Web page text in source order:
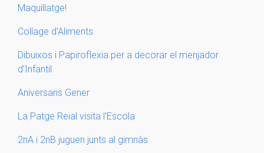
Maquillatge!
Collage d’Aliments
Dibuixos i Papiroflexia per a decorar el menjador
d’Infantil
Aniversaris Gener
La Patge Reial visita l’Escola
2nA i 2nB juguen junts al gimnàs